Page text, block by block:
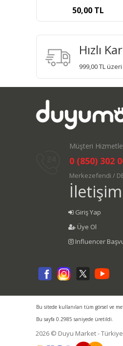
450,00
Hızlı
999,00 TL
Müşteri
0 (850) 302
Merkezefendi /
İletişim
Giriş Yap
Üye Ol
Influencer
Bu sitede kullanılan tüm görsel ve
Bu sayfa 0.2985 saniyede üretildi.
2026 © Duyu Market -